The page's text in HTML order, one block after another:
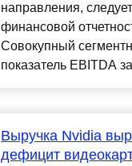
направления,
финансовой
Совокупный
показатель EBITDA
Выручка Nvidia
дефицит